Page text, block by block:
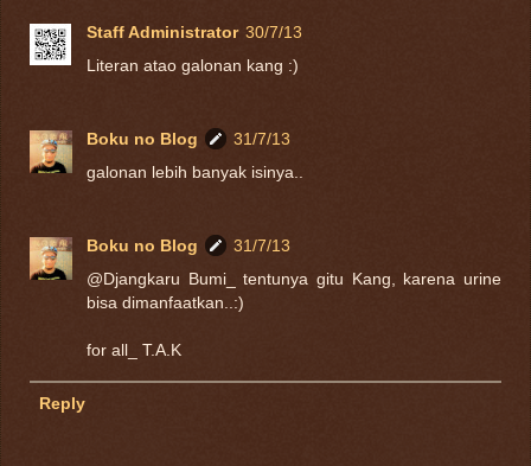
Staff Administrator 30/7/13
Literan atao galonan kang :)
Boku no Blog
31/7/13
galonan lebih banyak isinya..
Boku no Blog
31/7/13
@Djangkaru Bumi_ tentunya gitu Kang, karena urine
bisa dimanfaatkan..:)
for all_ T.A.K
Reply